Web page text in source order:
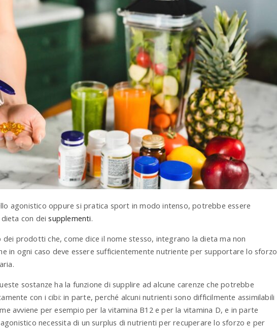
agonistico oppure si pratica sport in modo intenso, potrebbe essere
con deisupplementi.
prodotti che, come dice il nome stesso, integrano la dieta ma non
in ogni caso deve essere sufficientemente nutriente per supportare lo sforzo
sostanze ha la funzione di supplire ad alcune carenze che potrebbe
con i cibi: in parte, perché alcuni nutrienti sono difficilmente assimilabili
avviene per esempio per la vitamina B12 e per la vitamina D, e in parte
necessita di un surplus di nutrienti per recuperare lo sforzo e per